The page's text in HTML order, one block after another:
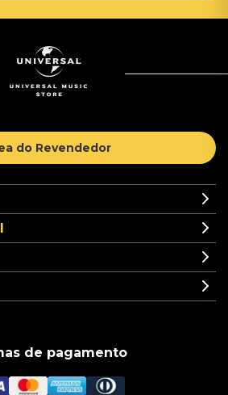
do Revendedor
de pagamento